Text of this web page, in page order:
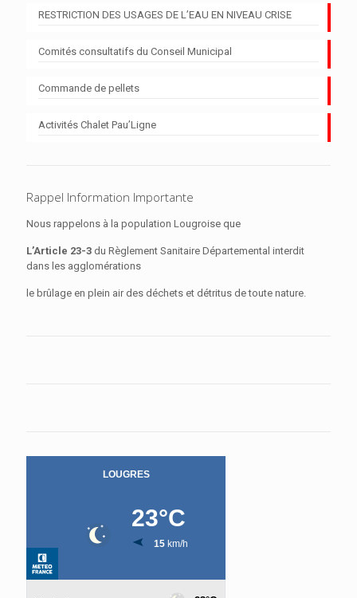
RESTRICTION DES USAGES DE L’EAU EN NIVEAU CRISE
Comités consultatifs du Conseil Municipal
Commande de pellets
Activités Chalet Pau’Ligne
Rappel Information Importante
Nous rappelons à la population Lougroise que
L’Article 23-3 du Règlement Sanitaire Départemental interdit
dans les agglomérations
le brûlage en plein air des déchets et détritus de toute nature.